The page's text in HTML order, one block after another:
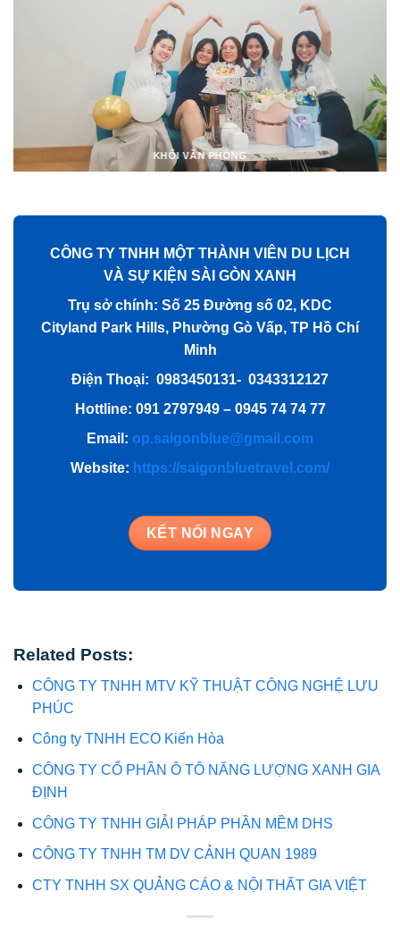
KHỐI VĂN PHÒNG
CÔNG TY TNHH MỘT THÀNH VIÊN DU LỊCH
VÀ SỰ KIỆN SÀI GÒN XANH
Trụ sở chính: Số 25 Đường số 02, KDC
Cityland Park Hills, Phường Gò Vấp, TP Hồ Chí
Minh
Điện Thoại: 0983450131- 0343312127
Hottline: 091 2797949 – 0945 74 74 77
Email: op.saigonblue@gmail.com
Website: https://saigonbluetravel.com/
KẾT NỐI NGAY
Related Posts:
CÔNG TY TNHH MTV KỸ THUẬT CÔNG NGHỆ LƯU
PHÚC
Công ty TNHH ECO Kiến Hòa
CÔNG TY CỔ PHẦN Ô TÔ NĂNG LƯỢNG XANH GIA
ĐỊNH
CÔNG TY TNHH GIẢI PHÁP PHẦN MỀM DHS
CÔNG TY TNHH TM DV CẢNH QUAN 1989
CTY TNHH SX QUẢNG CÁO & NỘI THẤT GIA VIỆT